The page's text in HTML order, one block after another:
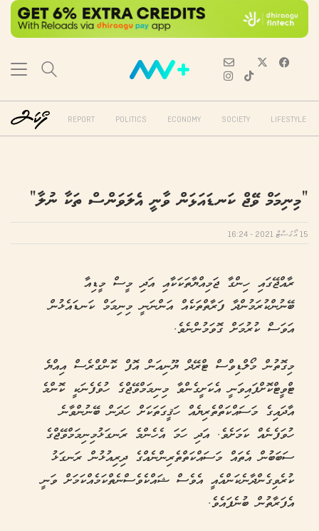
REPORT POLITICS ECONOMY SOCIETY LIFESTYLE
“މިނިމަމް ވޭޖް ކަނޑައަޅަން ވާނީ އެލަވަންސް ތަކާ ނުލާ”
15 އޯގަސްޓް 2021 - 16:24
ރާއްޖޭގައި ހިންގާ ޖަމިއްޔާތަކަކާއި އަދި މީސް މީޑިއާ
ބޭނުންކުރަމުންދާ ފަރާތްތަކެއް އަންނަނީ މިނިމަމް ކަނޑައެޅުން
އަވަސް ކުރުމަށް ގޮވަމުންނެވެ.
މިގޮތުން މޯލްޑިވްސް ޓްރޭދް ޔޫނިއަން އޮފް ކޮންގްރެސް އިއްޔެ
ޓްވީޓްކޮށްފައިވަނީ އެކަށީގެންވާ މިނިމަމްވޭޖްގެ ހުވެފެނަކީ ކޮންމެ
އާދައިގެ މަސައްކަތްތެރިޔެއް ހަޤީގަތަކަށް ހަދަން ބޭނުންވާނެ
ހުވަފެނެއް ކަމަށެވެ. އަދި ހަމަ އެހެންމެ ރަނގަޅުމިނިމަމްވޭޖްގެ
ސަބަބުން އެތައް މަސައްކަތްތެރިންނެއްގެ ދިރިއުޅުން ރަނގަޅު
ކުރެވިގެންދާނެކަންއެއީ އެވެސް ޝައްކެވެސްނެތްކަމެއްކަމަށް ވަނީ
އެފަރާތުން ބުނެފައެވެ.